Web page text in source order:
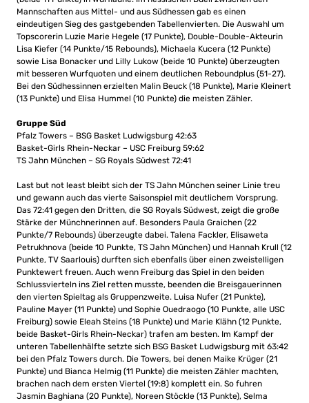
Mannschaften aus Mittel- und aus Südhessen gab es einen
eindeutigen Sieg des gastgebenden Tabellenvierten. Die Auswahl um
Topscorerin Luzie Marie Hegele (17 Punkte), Double-Double-Akteurin
Lisa Kiefer (14 Punkte/15 Rebounds), Michaela Kucera (12 Punkte)
sowie Lisa Bonacker und Lilly Lukow (beide 10 Punkte) überzeugten
mit besseren Wurfquoten und einem deutlichen Reboundplus (51-27).
Bei den Südhessinnen erzielten Malin Beuck (18 Punkte), Marie Kleinert
(13 Punkte) und Elisa Hummel (10 Punkte) die meisten Zähler.
Gruppe Süd
Pfalz Towers – BSG Basket Ludwigsburg 42:63
Basket-Girls Rhein-Neckar – USC Freiburg 59:62
TS Jahn München – SG Royals Südwest 72:41
Last but not least bleibt sich der TS Jahn München seiner Linie treu
und gewann auch das vierte Saisonspiel mit deutlichem Vorsprung.
Das 72:41 gegen den Dritten, die SG Royals Südwest, zeigt die große
Stärke der Münchnerinnen auf. Besonders Paula Graichen (22
Punkte/7 Rebounds) überzeugte dabei. Talena Fackler, Elisaweta
Petrukhnova (beide 10 Punkte, TS Jahn München) und Hannah Krull (12
Punkte, TV Saarlouis) durften sich ebenfalls über einen zweistelligen
Punktewert freuen. Auch wenn Freiburg das Spiel in den beiden
Schlussvierteln ins Ziel retten musste, beenden die Breisgauerinnen
den vierten Spieltag als Gruppenzweite. Luisa Nufer (21 Punkte),
Pauline Mayer (11 Punkte) und Sophie Ouedraogo (10 Punkte, alle USC
Freiburg) sowie Eleah Steins (18 Punkte) und Marie Klähn (12 Punkte,
beide Basket-Girls Rhein-Neckar) trafen am besten. Im Kampf der
unteren Tabellenhälfte setzte sich BSG Basket Ludwigsburg mit 63:42
bei den Pfalz Towers durch. Die Towers, bei denen Maike Krüger (21
Punkte) und Bianca Helmig (11 Punkte) die meisten Zähler machten,
brachen nach dem ersten Viertel (19:8) komplett ein. So fuhren
Jasmin Baghiana (20 Punkte), Noreen Stöckle (13 Punkte), Selma